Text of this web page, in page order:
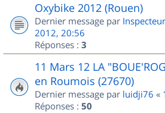
Oxybike 2012 (Rouen)
Dernier message par
2012, 20:56
Réponses : 3
11 Mars 12 LA
en Roumois (27670)
Dernier message par luidji76 «
Réponses : 50